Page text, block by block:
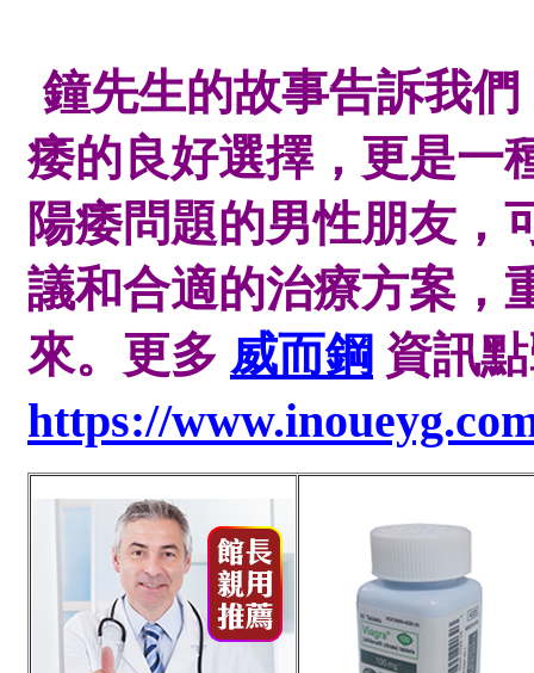
鐘先生的故事告訴我們
痿的良好選擇，更是一
陽痿問題的男性朋友，
議和合適的治療方案，
來。 更多 威而鋼 資訊
https://